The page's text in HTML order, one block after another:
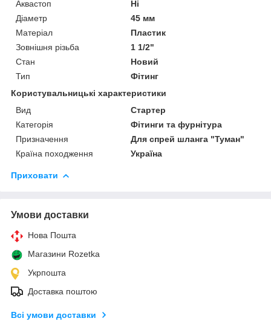
Аквастоп
Ні
Діаметр
45 мм
Матеріал
Пластик
Зовнішня різьба
1 1/2"
Стан
Новий
Тип
Фітинг
Користувальницькі характеристики
Вид
Стартер
Категорія
Фітинги та фурнітура
Призначення
Для спрей шланга "Туман"
Країна походження
Україна
Приховати
Умови доставки
Нова Пошта
Магазини Rozetka
Укрпошта
Доставка поштою
Всі умови доставки